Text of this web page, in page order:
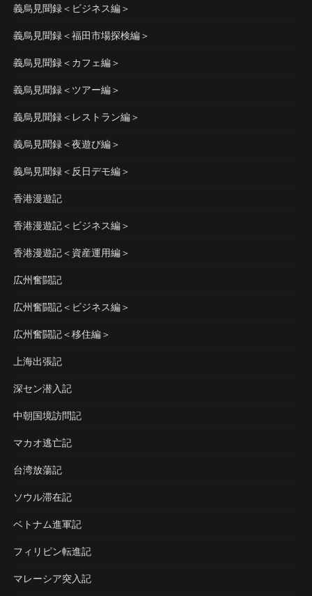
義烏見聞録＜ビジネス編＞
義烏見聞録＜福田市場探検編＞
義烏見聞録＜カフェ編＞
義烏見聞録＜ツアー編＞
義烏見聞録＜レストラン編＞
義烏見聞録＜夜遊び編＞
義烏見聞録＜反日デモ編＞
香港漫遊記
香港漫遊記＜ビジネス編＞
香港漫遊記＜資産運用編＞
広州奮闘記
広州奮闘記＜ビジネス編＞
広州奮闘記＜移住編＞
上海出張記
深セン潜入記
中朝国境訪問記
マカオ逃亡記
台湾放蕩記
ソウル滞在記
ベトナム進軍記
フィリピン転進記
マレーシア突入記